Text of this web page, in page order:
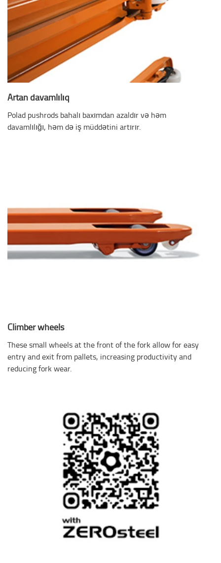
Artan davamlılıq
Polad pushrods bahalı baxımdan azaldır və həm
davamlılığı, həm də iş müddətini artırır.
Climber wheels
These small wheels at the front of the fork allow for easy
entry and exit from pallets, increasing productivity and
reducing fork wear.